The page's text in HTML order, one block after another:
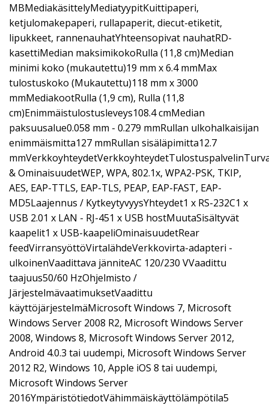
MBMediakäsittelyMediatyypitKuittipaperi,
ketjulomakepaperi, rullapaperit, diecut-etiketit,
lipukkeet, rannenauhatYhteensopivat nauhatRD-
kasettiMedian maksimikokoRulla (11,8 cm)Median
minimi koko (mukautettu)19 mm x 6.4 mmMax
tulostuskoko (Mukautettu)118 mm x 3000
mmMediakootRulla (1,9 cm), Rulla (11,8
cm)Enimmäistulostusleveys108.4 cmMedian
paksuusalue0.058 mm - 0.279 mmRullan ulkohalkaisijan
enimmäismitta127 mmRullan sisäläpimitta12.7
& OminaisuudetWEP, WPA, 802.1x, WPA2-PSK, TKIP,
AES, EAP-TTLS, EAP-TLS, PEAP, EAP-FAST, EAP-
MD5Laajennus / KytkeytyvyysYhteydet1 x RS-232C1 x
USB 2.01 x LAN - RJ-451 x USB hostMuutaSisältyvät
kaapelit1 x USB-kaapeliOminaisuudetRear
feedVirransyöttöVirtalähdeVerkkovirta-adapteri -
ulkoinenVaadittava jänniteAC 120/230 VVaadittu
taajuus50/60 HzOhjelmisto /
JärjestelmävaatimuksetVaadittu
käyttöjärjestelmäMicrosoft Windows 7, Microsoft
Windows Server 2008 R2, Microsoft Windows Server
2008, Windows 8, Microsoft Windows Server 2012,
Android 4.0.3 tai uudempi, Microsoft Windows Server
2012 R2, Windows 10, Apple iOS 8 tai uudempi,
Microsoft Windows Server
2016YmpäristötiedotVähimmäiskäyttölämpötila5